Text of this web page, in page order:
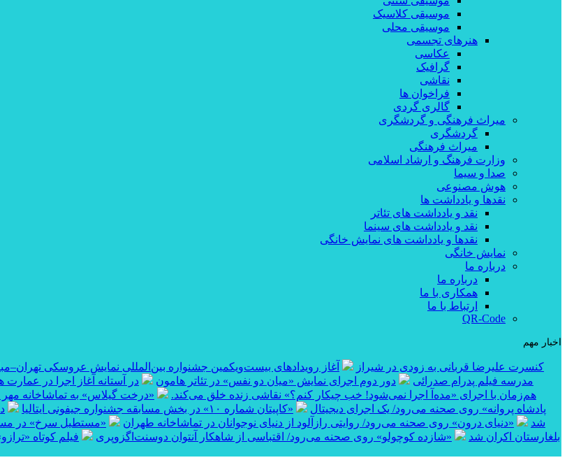
موسیقی کلاسیک
موسیقی محلی
هنرهای تجسمی
عکاسی
گرافیک
نقاشی
فراخوان ها
گالری گردی
میراث فرهنگی و گردشگری
گردشگری
میراث فرهنگی
وزارت فرهنگ و ارشاد اسلامی
صدا و سیما
هوش مصنوعی
نقدها و یادداشت ها
نقد و یادداشت های تئاتر
نقد و یادداشت های سینما
نقدها و یادداشت های نمایش خانگی
نمایش خانگی
درباره ما
درباره ما
همکاری با ما
ارتباط با ما
QR-Code
اخبار مهم
کنسرت علیرضا قربانی به زودی در شیراز آغاز رویدادهای بیست‌ویکمین جشنواره بین‌المللی نمایش عروسکی
مدرسه فیلم پدرام صدرائی
دور دوم اجرای نمایش «میان دو نفس» در تئاتر هامون در آستانه آغاز اجرا در عمارت
هم‌زمان با اجرای «مده‌آ اجرا نمی‌شود! خب چیکار کنم؟» نقاشی زنده خلق می‌کند.
«درخت گیلاس» به تماشاخانه
پادشاه پروانه» روی صحنه می‌رود/ یک اجرای دیجیتال
«کاپیتان شماره ۱۰» در بخش مسابقه جشنواره جیفونی ایتالیا
شد
«دنیای درون» روی صحنه می‌رود/ روایتی رازآلود از دنیای نوجوانان در تماشاخانه طهران «مستطیل سرخ» در
کوتاه «خواژن» در جشنواره بین‌المللی RIFE بلغارستان اکران شد
«شازده کوچولو» روی صحنه می‌رود/ اقتباسی از شاهکار آنتوان دوسنت‌اگزوپری
فیلم کوتاه